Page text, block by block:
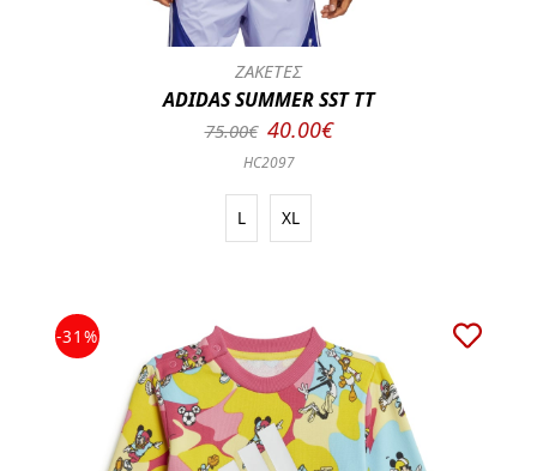
ΖΑΚΕΤΕΣ
ADIDAS SUMMER SST TT
75.00€ 40.00€
HC2097
L XL
-31%